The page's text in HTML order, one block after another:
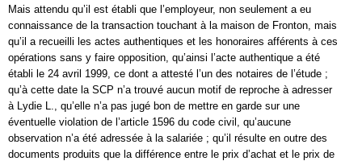
Mais attendu qu’il est établi que l’employeur, non seulement a eu
connaissance de la transaction touchant à la maison de Fronton, mais
qu’il a recueilli les actes authentiques et les honoraires afférents à ces
opérations sans y faire opposition, qu’ainsi l’acte authentique a été
établi le 24 avril 1999, ce dont a attesté l’un des notaires de l’étude ;
qu’à cette date la SCP n’a trouvé aucun motif de reproche à adresser
à Lydie L., qu’elle n’a pas jugé bon de mettre en garde sur une
éventuelle violation de l’article 1596 du code civil, qu’aucune
observation n’a été adressée à la salariée ; qu’il résulte en outre des
documents produits que la différence entre le prix d’achat et le prix de